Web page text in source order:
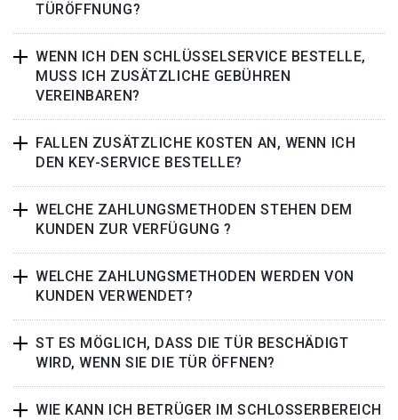
TÜRÖFFNUNG?
WENN ICH DEN SCHLÜSSELSERVICE BESTELLE,
MUSS ICH ZUSÄTZLICHE GEBÜHREN
VEREINBAREN?
FALLEN ZUSÄTZLICHE KOSTEN AN, WENN ICH
DEN KEY-SERVICE BESTELLE?
WELCHE ZAHLUNGSMETHODEN STEHEN DEM
KUNDEN ZUR VERFÜGUNG ?
WELCHE ZAHLUNGSMETHODEN WERDEN VON
KUNDEN VERWENDET?
ST ES MÖGLICH, DASS DIE TÜR BESCHÄDIGT
WIRD, WENN SIE DIE TÜR ÖFFNEN?
WIE KANN ICH BETRÜGER IM SCHLOSSERBEREICH